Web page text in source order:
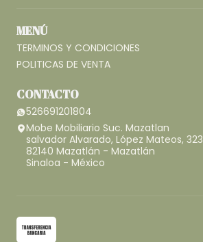
MENÚ
TERMINOS Y CONDICIONES
POLITICAS DE VENTA
CONTACTO
526691201804
Mobe Mobiliario Suc. Mazatlan
salvador Alvarado, López Mateos, 323
82140 Mazatlán - Mazatlán
Sinaloa - México